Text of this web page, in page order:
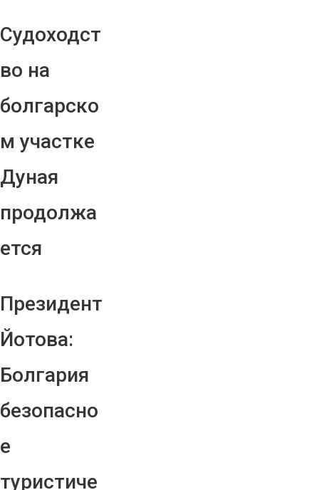
Судоходст
во на
болгарско
м участке
Дуная
продолжа
ется
Президент
Йотова:
Болгария
безопасно
е
туристиче